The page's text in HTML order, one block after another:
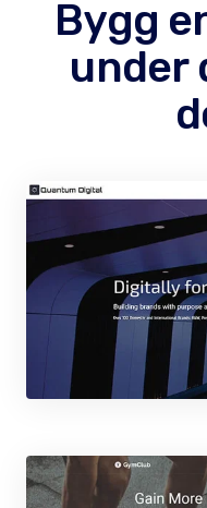
Bygg
under